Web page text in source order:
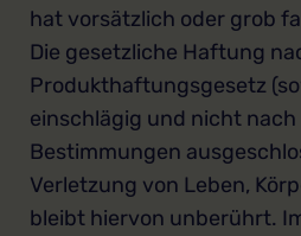
hat vorsätzlich oder grob
Die gesetzliche Haftung
Produkthaftungsgesetz
einschlägig und nicht
Bestimmungen
Verletzung von Leben,
bleibt hiervon unberührt.